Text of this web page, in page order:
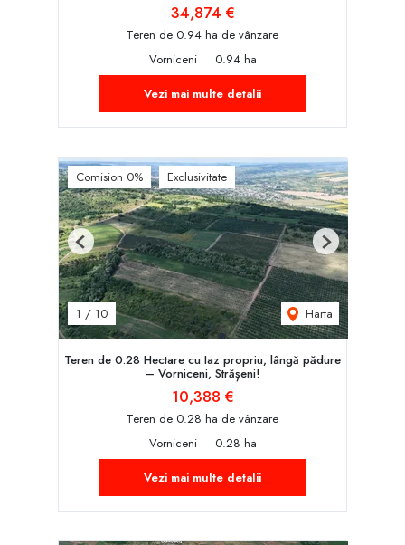
34,874 €
Teren de 0.94 ha de vânzare
Vorniceni
0.94 ha
Vezi mai multe detalii
Comision 0% Exclusivitate
1 / 10 Harta
Previous Next
Teren de 0.28 Hectare cu Iaz propriu, lângă pădure
– Vorniceni, Strășeni!
10,388 €
Teren de 0.28 ha de vânzare
Vorniceni
0.28 ha
Vezi mai multe detalii